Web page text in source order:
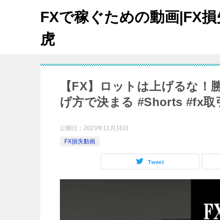
FXで稼ぐための動画|FX
虎
【FX】ロットは上げるな
げ方で決まる #Shorts #fx取
公開日： 2023年11月16日
FX損失動画
Tweet